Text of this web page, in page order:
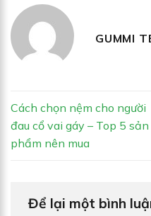
GUMMI
Cách chọn nệm cho người
đau cổ vai gáy – Top 5 sản
phẩm nên mua
Để lại một bình